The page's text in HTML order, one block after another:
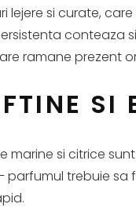
si curate,
conteaza
ramane prezent
SI
si citrice
trebuie